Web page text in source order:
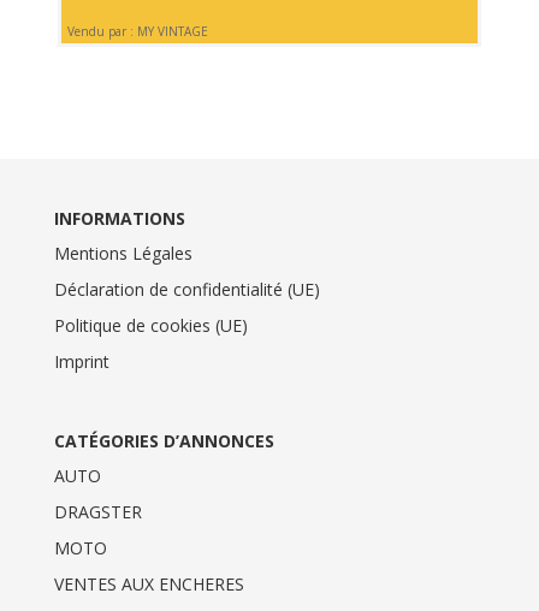
Vendu par : MY VINTAGE
INFORMATIONS
Mentions Légales
Déclaration de confidentialité (UE)
Politique de cookies (UE)
Imprint
CATÉGORIES D’ANNONCES
AUTO
DRAGSTER
MOTO
VENTES AUX ENCHERES